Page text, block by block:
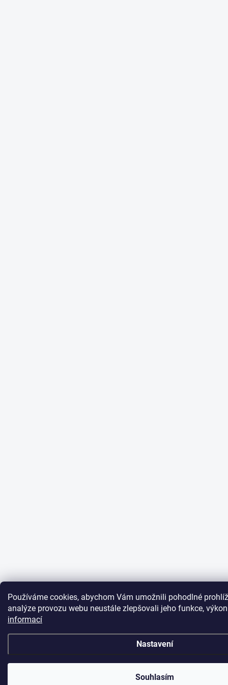
Používáme cookies, abychom Vám umožnili pohodlné
analýze provozu webu neustále zlepšovali jeho funkce,
informací
Nastavení
Souhlasím